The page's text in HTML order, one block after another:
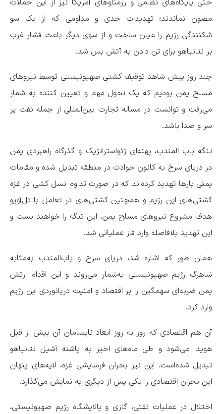
حتی پایگاه‌های نظامی و رزمناو‌های آمریکا نیز از این حملات
مصون نماندند؛ تهدیدات جدی و مداومی که از یک سو
شکنندگی رژیم را عیان ساخت و از سوی دیگر باعث فشار غرب
بر نتانیاهو برای تن دادن به آتش بس شد.
چند روز پیش شاهد توقیف کشتی صهیونیستی توسط نیرو‌های
مسلح یمن بودیم که یک تحول مهم و تعیین کننده به شمار
می‌رفت و توانست در مساله تجارت بین‌المللی از جمله نفت پر
سر و صدا باشد.
تنگه باب المندب، پهنه‌ای ژئواستراتژیک و گذرگاه راهبردی یمن
در دریای سرخ به کانون حوادث در منطقه تبدیل شده و مقامات
یمنی بار‌ها تهدید کرده‌اند که در صورت تداوم نسل کشی در غزه
کشتی‌های این رژیم و همچنین کشتی‌های در تعامل با تل‌آویو
هدف مشروع نیرو‌های مسلح یمن، این تنگه را خواهند بست و
این تهدید بلافاصله وارد فاز عملیاتی شد.
همان طور که اشاره شد، دریای سرخ و باب‌المندب به‌مثابه
شاهرگ رژیم صهیونیستی به‌شمار می‌روند و این اقدام ارتش
یمن ضربه‌ای سهمگین را بر اقتصاد و امنیت دریانوردی این رژیم
وارد کرد.
آن هم اقتصادی که روز به روز ابعاد نابسامان آن بیش از قبل
هویدا می‌شود و طی ماه‌های اخیر به پاشنه آشیل نتانیاهو
تبدیل شده‌است. این نیز بحران فرسایشی غزه، لایه‌های پنهان
این بحران اقتصادی را یکی پس از دیگری به نمایش می‌گذارد.
اختلال در عملیات نفتی، گازی و پالایشگاه رژیم صهیونیستی،